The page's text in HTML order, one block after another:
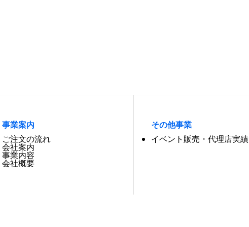
事業案内
ご注文の流れ
会社案内
事業内容
会社概要
その他事業
イベント販売・代理店実績